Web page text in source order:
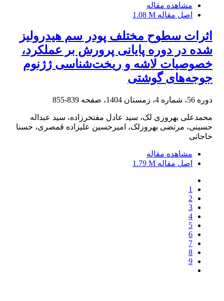
مشاهده مقاله
اصل مقاله 1.08 M
اثرات سطوح مختلف پودر سم هیدرولیز
شده در دوره پایانی پرورش بر عملکرد،
خصوصیات لاشه و ریخت‌شناسی ژژنوم
جوجه‌های گوشتی
دوره 56، شماره 4، زمستان 1404، صفحه 839-855
محمدعلی بهروزی لک، سید عادل مفتخرزاده، سید عبداله
حسینی، مرتضی بهروزلک، امیرحسین علیزاده قمصری، حسنا
حاجاتی
مشاهده مقاله
اصل مقاله 1.79 M
1
2
3
4
5
6
7
8
9